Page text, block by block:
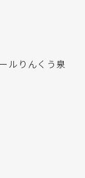
ルりんくう泉